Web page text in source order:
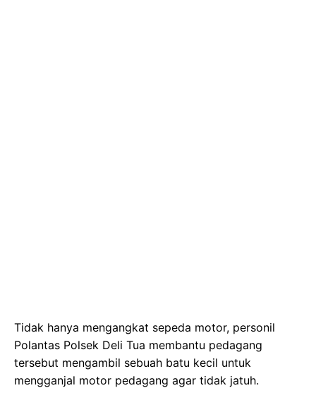
Tidak hanya mengangkat sepeda motor, personil
Polantas Polsek Deli Tua membantu pedagang
tersebut mengambil sebuah batu kecil untuk
mengganjal motor pedagang agar tidak jatuh.